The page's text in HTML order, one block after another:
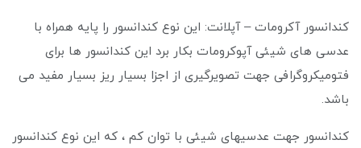
کندانسور آکرومات – آپلانت: این نوع کندانسور را پایه همراه با
عدسی های شیئی آپوکرومات بکار برد این کندانسور ها برای
فتومیکروگرافی جهت تصویرگیری از اجزا بسیار ریز بسیار مفید می
باشد.
کندانسور جهت عدسیهای شیئی با توان کم ، که این نوع کندانسور